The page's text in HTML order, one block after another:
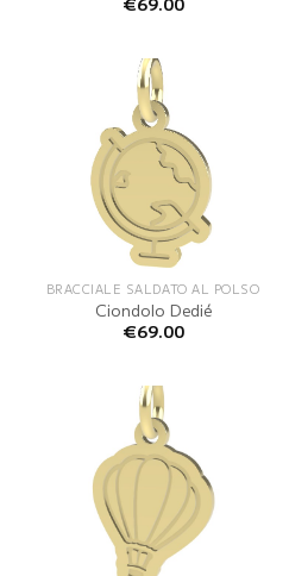
BRACCIALE SALDATO AL POLSO
Ciondolo Dedié
€69.00